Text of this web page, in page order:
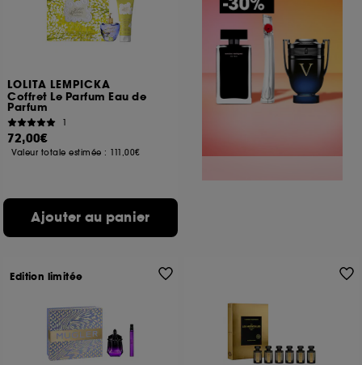
LOLITA LEMPICKA
Coffret Le Parfum Eau de
Parfum
1
72,00€
Valeur totale estimée : 111,00€
Ajouter au panier
Edition limitée